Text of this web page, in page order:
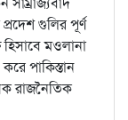
গুলির পূর্ণ
মওলানা
পাকিস্তান
রাজনৈতিক